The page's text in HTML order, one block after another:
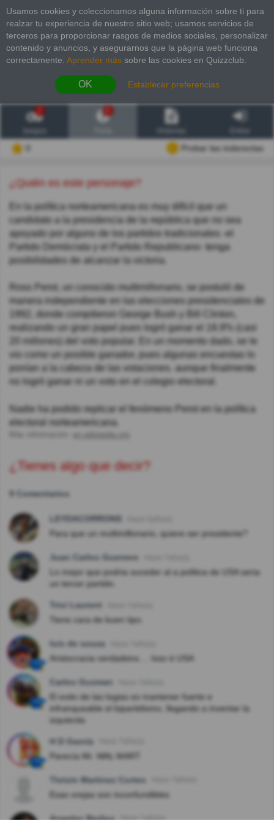
Usamos cookies y coleccionamos alguna información sobre ti para
realzar tu experiencia de nuestro sitio web; usamos servicios de
terceros para proporcionar rasgos de medios sociales, personalizar
contenido y anuncios, y asegurarnos que la página web funciona
correctamente. Aprender más sobre las cookies en Quizzclub.
OK Establecer preferencias
2
Probar las inderectas
¿Quién es este personaje?
En la política norteamericana es muy difícil que un
candidato a la presidencia de la república que no sea
apoyado por alguno de los partidos tradicionales -el
Partido Demócrata y el Partido Republicano- tenga
posibilidades de alcanzar la victoria.
Ross Perot, un conocido multimillonario, se postuló de
manera independiente en las elecciones presidenciales de
1992, donde compitieron George Bush y Bill Clinton,
realizando un gran papel pues logró ganar el 18.9% (casi
20 millones) del voto popular. En un momento dado, se le
vio como un posible ganador, pues algunas encuestas lo
ponían a la cabeza de las votaciones. aunque finalmente
no logró ganar ni un voto en el colegio electoral.
Nadie ha podido replicar el fenómeno Perot en la política
electoral norteamericana.
en.wikipedia.org
¿Tienes algo que decir?
9 Comentarios
LEYDACORRONS
Para que un multimillonario, quiere ser presidente?
Juan Carlos Guerrero
Lo mejor que podria suceder al a politica de USA seria
un tercer partido.
Trixi Laurent
Tiene cara de buen tipo.
luis de souza
Aristocracia verdadeira ... Isso é USA
Carlos Guzman
El exito de las logias es mantener fuerte e
infranqueable el bipartidismo, llegando a inventar la
izquierda
H D García
Parecía Mr. WAL MART
Tlotzin Martinez Cortes
Esas orejas son inconfundibles
Angeles Berlioz Hace 7año(s)